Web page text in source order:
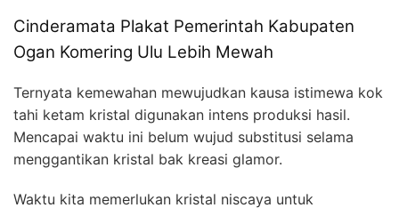
Cinderamata Plakat Pemerintah Kabupaten
Ogan Komering Ulu Lebih Mewah
Ternyata kemewahan mewujudkan kausa istimewa kok
tahi ketam kristal digunakan intens produksi hasil.
Mencapai waktu ini belum wujud substitusi selama
menggantikan kristal bak kreasi glamor.
Waktu kita memerlukan kristal niscaya untuk